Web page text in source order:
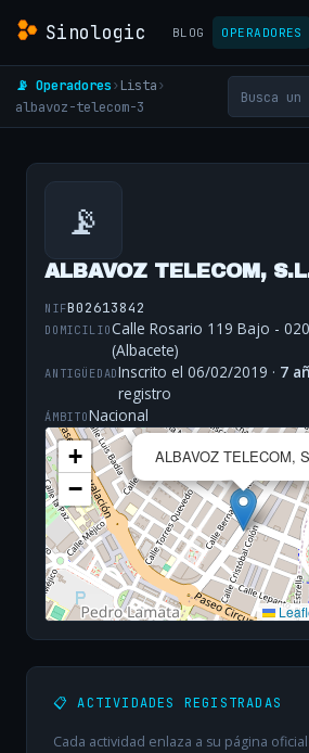
Sinologic BLOG OPERADORES
📡 Operadores› Lista›
albavoz-telecom-3
📡
ALBAVOZ TELECOM,
NIFB02613842
DOMICILIOCalle Rosario 119 Bajo -
(Albacete)
ANTIGÜEDADInscrito el 06/02/2019 · 7
registro
ÁMBITONacional
ALBAVOZ TELECOM,
+
−
📋 ACTIVIDADES REGISTRADAS
Cada actividad enlaza a su página